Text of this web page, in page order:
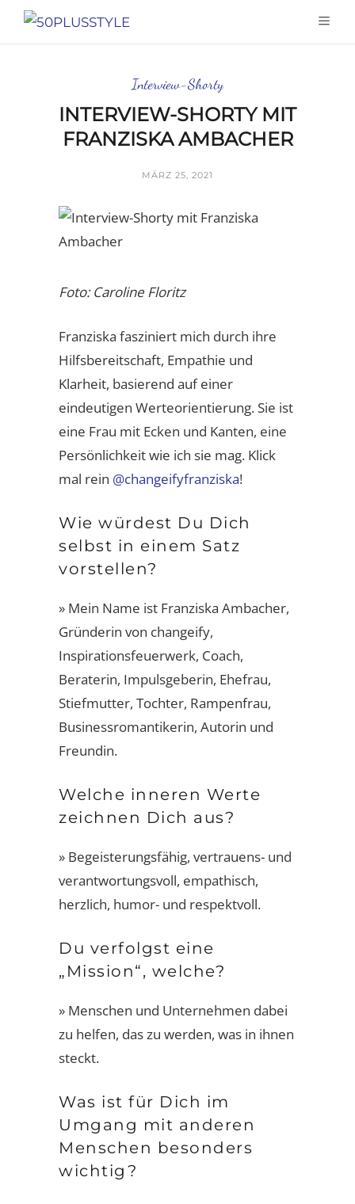
Interview-Shorty
INTERVIEW-SHORTY MIT
FRANZISKA AMBACHER
MÄRZ 25, 2021
Foto: Caroline Floritz
Franziska fasziniert mich durch ihre
Hilfsbereitschaft, Empathie und
Klarheit, basierend auf einer
eindeutigen Werteorientierung. Sie ist
eine Frau mit Ecken und Kanten, eine
Persönlichkeit wie ich sie mag. Klick
mal rein @changeifyfranziska!
Wie würdest Du Dich
selbst in einem Satz
vorstellen?
» Mein Name ist Franziska Ambacher,
Gründerin von changeify,
Inspirationsfeuerwerk, Coach,
Beraterin, Impulsgeberin, Ehefrau,
Stiefmutter, Tochter, Rampenfrau,
Businessromantikerin, Autorin und
Freundin.
Welche inneren Werte
zeichnen Dich aus?
» Begeisterungsfähig, vertrauens- und
verantwortungsvoll, empathisch,
herzlich, humor- und respektvoll.
Du verfolgst eine
„Mission“, welche?
» Menschen und Unternehmen dabei
zu helfen, das zu werden, was in ihnen
steckt.
Was ist für Dich im
Umgang mit anderen
Menschen besonders
wichtig?